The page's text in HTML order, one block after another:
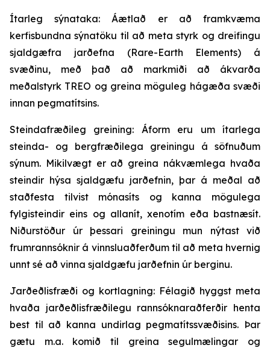
Ítarleg sýnataka: Áætlað er að framkvæma
kerfisbundna sýnatöku til að meta styrk og dreifingu
sjaldgæfra jarðefna (Rare-Earth Elements) á
svæðinu, með það að markmiði að ákvarða
meðalstyrk TREO og greina möguleg hágæða svæði
innan pegmatítsins.
Steindafræðileg greining: Áform eru um ítarlega
steinda- og bergfræðilega greiningu á söfnuðum
sýnum. Mikilvægt er að greina nákvæmlega hvaða
steindir hýsa sjaldgæfu jarðefnin, þar á meðal að
staðfesta tilvist mónasíts og kanna mögulega
fylgisteindir eins og allanít, xenotím eða bastnæsít.
Niðurstöður úr þessari greiningu mun nýtast við
frumrannsóknir á vinnsluaðferðum til að meta hvernig
unnt sé að vinna sjaldgæfu jarðefnin úr berginu.
Jarðeðlisfræði og kortlagning: Félagið hyggst meta
hvaða jarðeðlisfræðilegu rannsóknaraðferðir henta
best til að kanna undirlag pegmatítssvæðisins. Þar
gætu m.a. komið til greina segulmælingar og